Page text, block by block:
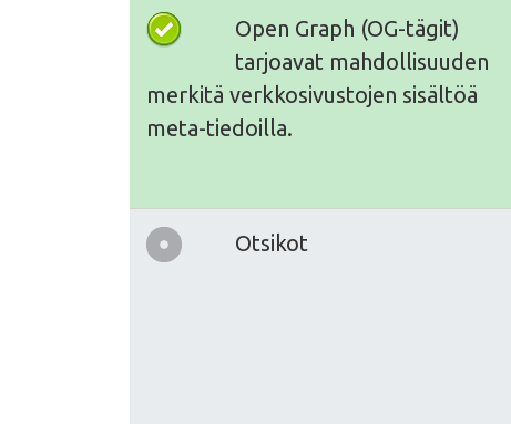
Open Graph (OG-tägit)
tarjoavat mahdollisuuden
merkitä verkkosivustojen sisältöä
meta-tiedoilla.
Otsikot